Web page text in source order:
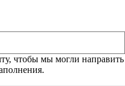
чтобы мы могли направить